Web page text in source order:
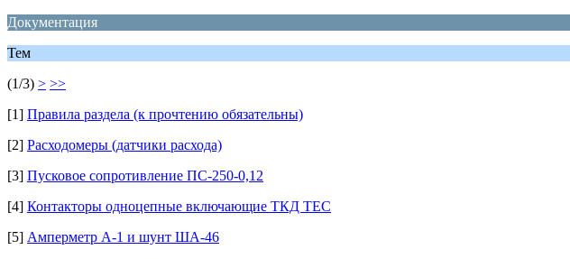
Документация
Тем
(1/3) > >>
[1] Правила раздела (к прочтению обязательны)
[2] Расходомеры (датчики расхода)
[3] Пусковое сопротивление ПС-250-0,12
[4] Контакторы одноцепные включающие ТКД ТЕС
[5] Амперметр А-1 и шунт ША-46